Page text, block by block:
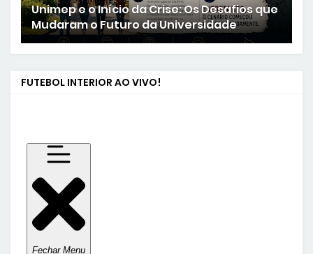
Unimep e o Início da Crise: Os Desafios que
Mudaram o Futuro da Universidade
FUTEBOL INTERIOR AO VIVO!